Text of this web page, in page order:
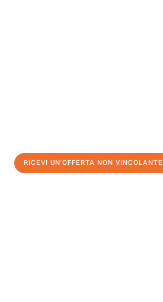
RICEVI UN'OFFERTA NON VINCOLANTE